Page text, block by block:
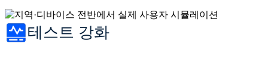
테스트 강화